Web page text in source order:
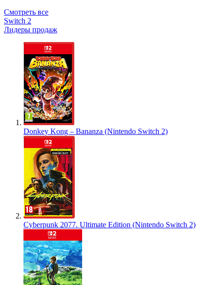
Смотреть все
Switch 2
Лидеры продаж
Donkey Kong – Bananza (Nintendo Switch 2)
Cyberpunk 2077. Ultimate Edition (Nintendo Switch 2)